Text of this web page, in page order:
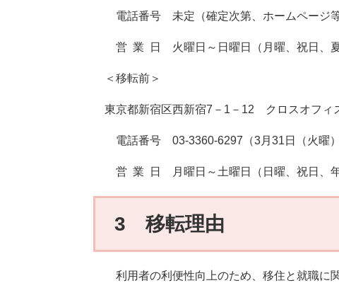
電話番号 未定（確定次第、ホームページ等
営 業 日 火曜日～日曜日（月曜、祝日、夏
＜移転前＞
東京都新宿区西新宿7－1－12 クロスオフィ
電話番号 03-3360-6297（3月31日（火曜）
営 業 日 月曜日～土曜日（日曜、祝日、
3 移転理由
利用者の利便性向上のため、移住と就職に